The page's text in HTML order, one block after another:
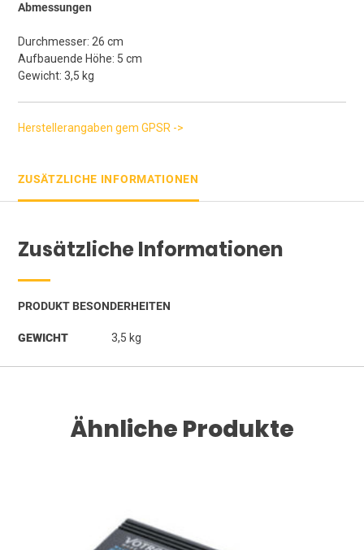
Abmessungen
Durchmesser: 26 cm
Aufbauende Höhe: 5 cm
Gewicht: 3,5 kg
Herstellerangaben gem GPSR ->
ZUSÄTZLICHE INFORMATIONEN
Zusätzliche Informationen
PRODUKT BESONDERHEITEN
GEWICHT 3,5 kg
Ähnliche Produkte